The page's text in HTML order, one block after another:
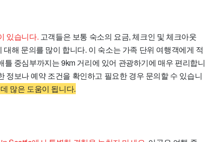
있습니다. 고객들은 보통 숙소의 요금, 체크인 및 체크아웃
해 문의를 많이 합니다. 이 숙소는 가족 단위 여행객에게 적
중심부까지는 9km 거리에 있어 관광하기에 매우 편리합니
정보나 예약 조건을 확인하고 필요한 경우 문의할 수 있습니
많은 도움이 됩니다.